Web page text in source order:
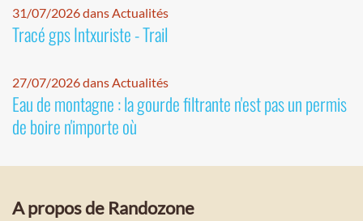
31/07/2026 dans Actualités
Tracé gps Intxuriste - Trail
27/07/2026 dans Actualités
Eau de montagne : la gourde filtrante n'est pas un permis
de boire n'importe où
A propos de Randozone